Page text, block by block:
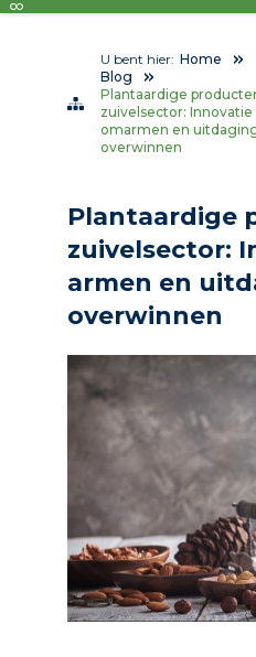
U bent hier: Home
Blog
Plantaardige
zuivelsector: Innovatie
omarmen en
overwinnen
Plant­aar­di­ge
zui­vel­sec­tor:
ar­men en
over­win­nen